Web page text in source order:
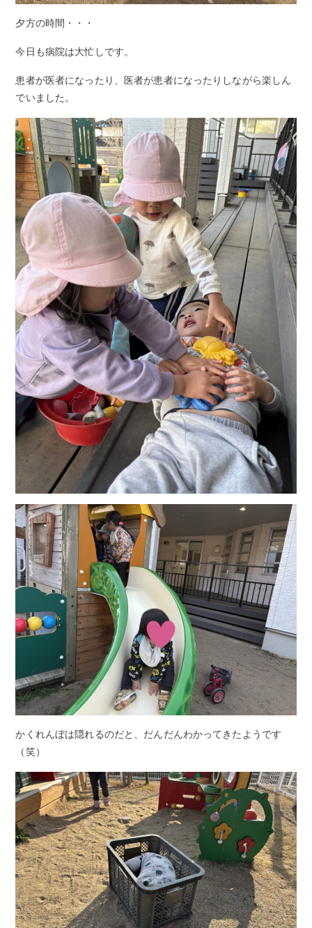
夕方の時間・・・
今日も病院は大忙しです。
患者が医者になったり、医者が患者になったりしながら楽しん
でいました。
かくれんぼは隠れるのだと、だんだんわかってきたようです
（笑）